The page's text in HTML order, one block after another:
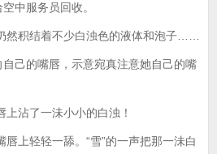
中服务员回收。
然积结着不少白浊色的液体和泡子……
自己的嘴唇，示意宛真注意她自己的嘴
沾了一沬小小的白浊！
上轻轻一舔。“雪”的一声把那一沬白